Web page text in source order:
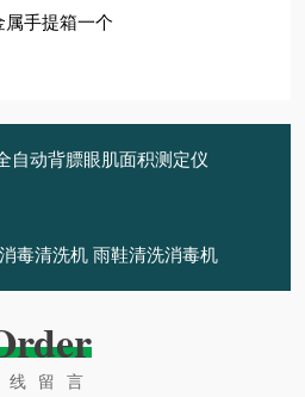
手提箱一个
自动背膘眼肌面积测定仪
毒清洗机 雨鞋清洗消毒机
线留言